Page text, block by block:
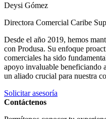
Deysi Gómez
Directora Comercial Caribe
Desde el año 2019, hemos
con Produsa. Su enfoque
comerciales ha sido
apoyo invaluable beneficiando
un aliado crucial para nuestra
Solicitar asesoría
Contáctenos